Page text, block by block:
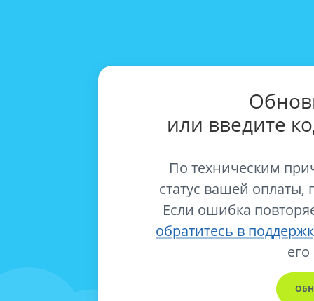
или введите
По техническим
статус вашей оплаты,
Если ошибка
обратитесь в
его